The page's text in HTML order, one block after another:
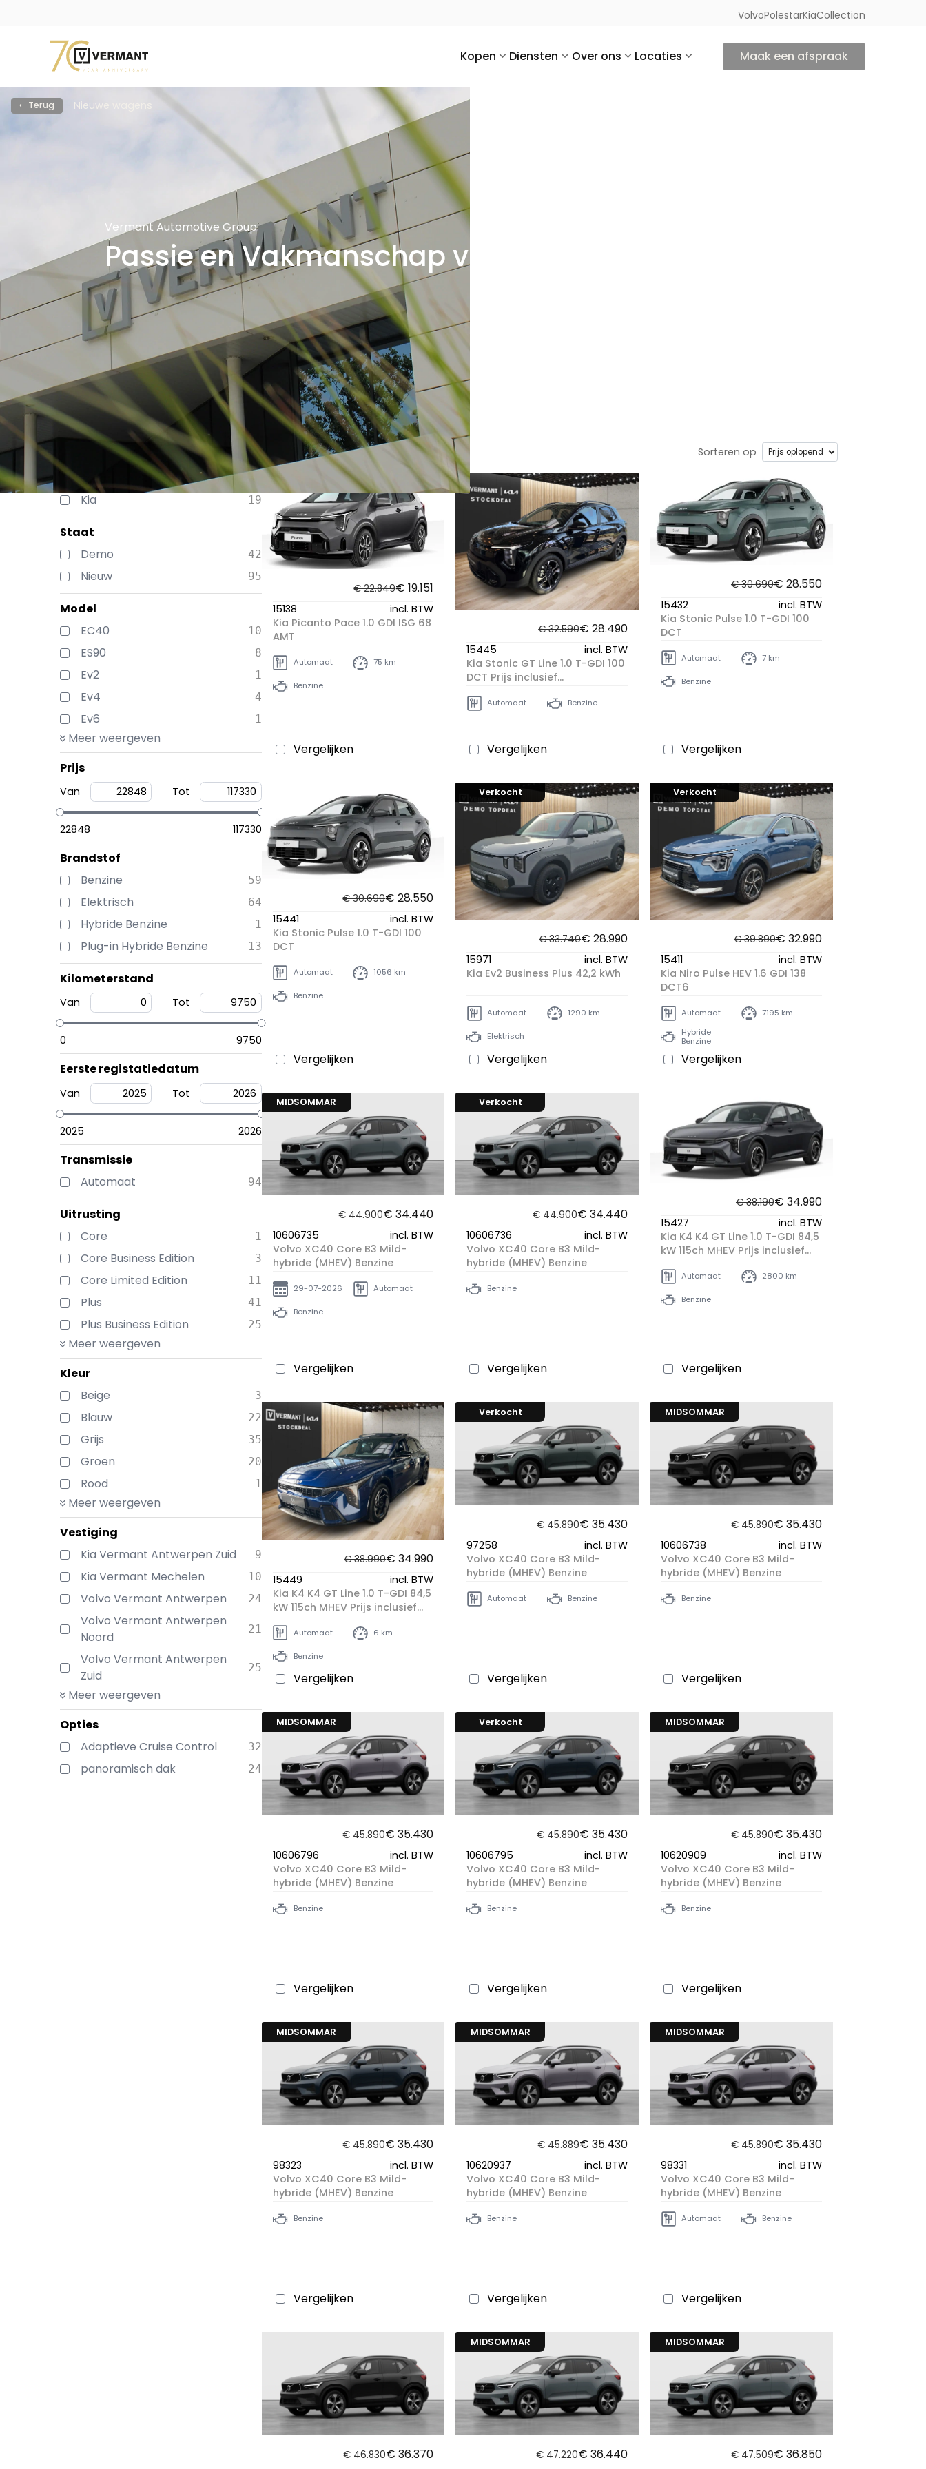
VolvoPolestarKiaCollection
Kopen Diensten Over ons Locaties Maak een afspraak
‹ Terug Nieuwe wagens
Vermant Automotive Group
Passie en Vakmanschap voor uw auto, sinds 1956
Volvo
Kia 19
Staat
Demo
42
Nieuw 95
Model
EC40
10
ES90 8
Ev2 1
Ev4 4
Ev6 1
Meer weergeven
Prijs
Van Tot
22848 117330
Brandstof
Benzine
59
Elektrisch 64
Hybride Benzine 1
Plug-in Hybride Benzine 13
Kilometerstand
Van Tot
0 9750
Eerste registatiedatum
Van Tot
2025 2026
Transmissie
Automaat
94
Uitrusting
Core
1
Core Business Edition 3
Core Limited Edition 11
Plus 41
Plus Business Edition 25
Meer weergeven
Kleur
Beige
3
Blauw 22
Grijs 35
Groen 20
Rood 1
Meer weergeven
Vestiging
Kia Vermant Antwerpen Zuid
9
Kia Vermant Mechelen 10
Volvo Vermant Antwerpen 24
Volvo Vermant Antwerpen
Noord
21
Volvo Vermant Antwerpen
Zuid
25
Meer weergeven
Opties
Adaptieve Cruise Control
32
panoramisch dak 24
137 resultaten Sorteren op
€ 22.849€ 19.151
15138
incl. BTW
Kia Picanto Pace 1.0 GDI ISG 68
AMT
Automaat 75 km
Benzine
Vergelijken
€ 32.590€ 28.490
15445
incl. BTW
Kia Stonic GT Line 1.0 T-GDI 100
DCT Prijs inclusief
Automaat Benzine
Vergelijken
€ 30.690€ 28.550
15432
incl. BTW
Kia Stonic Pulse 1.0 T-GDI 100
DCT
Automaat 7 km
Benzine
Vergelijken
€ 30.690€ 28.550
15441
incl. BTW
Kia Stonic Pulse 1.0 T-GDI 100
DCT
Automaat 1056 km
Benzine
Vergelijken
Verkocht
€ 33.740€ 28.990
15971
incl. BTW
Kia Ev2 Business Plus 42,2 kWh
Automaat 1290 km
Elektrisch
Vergelijken
Verkocht
€ 39.890€ 32.990
15411
incl. BTW
Kia Niro Pulse HEV 1.6 GDI 138
DCT6
Automaat
7195 km
Hybride
Benzine
Vergelijken
MIDSOMMAR
€ 44.900€ 34.440
10606735
incl. BTW
Volvo XC40 Core B3 Mild-
hybride (MHEV) Benzine
29-07-2026 Automaat
Benzine
Vergelijken
Verkocht
€ 44.900€ 34.440
10606736
incl. BTW
Volvo XC40 Core B3 Mild-
hybride (MHEV) Benzine
Benzine
Vergelijken
€ 38.190€ 34.990
15427
incl. BTW
Kia K4 K4 GT Line 1.0 T-GDI 84,5
kW 115ch MHEV Prijs inclusief
Automaat 2800 km
Benzine
Vergelijken
€ 38.990€ 34.990
15449
incl. BTW
Kia K4 K4 GT Line 1.0 T-GDI 84,5
kW 115ch MHEV Prijs inclusief
Automaat 6 km
Benzine
Vergelijken
Verkocht
€ 45.890€ 35.430
97258
incl. BTW
Volvo XC40 Core B3 Mild-
hybride (MHEV) Benzine
Automaat Benzine
Vergelijken
MIDSOMMAR
€ 45.890€ 35.430
10606738
incl. BTW
Volvo XC40 Core B3 Mild-
hybride (MHEV) Benzine
Benzine
Vergelijken
MIDSOMMAR
€ 45.890€ 35.430
10606796
incl. BTW
Volvo XC40 Core B3 Mild-
hybride (MHEV) Benzine
Benzine
Vergelijken
Verkocht
€ 45.890€ 35.430
10606795
incl. BTW
Volvo XC40 Core B3 Mild-
hybride (MHEV) Benzine
Benzine
Vergelijken
MIDSOMMAR
€ 45.890€ 35.430
10620909
incl. BTW
Volvo XC40 Core B3 Mild-
hybride (MHEV) Benzine
Benzine
Vergelijken
MIDSOMMAR
€ 45.890€ 35.430
98323
incl. BTW
Volvo XC40 Core B3 Mild-
hybride (MHEV) Benzine
Benzine
Vergelijken
MIDSOMMAR
€ 45.889€ 35.430
10620937
incl. BTW
Volvo XC40 Core B3 Mild-
hybride (MHEV) Benzine
Benzine
Vergelijken
MIDSOMMAR
€ 45.890€ 35.430
98331
incl. BTW
Volvo XC40 Core B3 Mild-
hybride (MHEV) Benzine
Automaat Benzine
Vergelijken
€ 46.830€ 36.370
MIDSOMMAR
€ 47.220€ 36.440
MIDSOMMAR
€ 47.509€ 36.850